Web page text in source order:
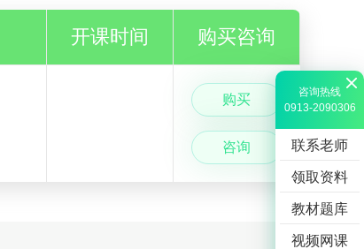
开课时间 购买咨询
购买
咨询
咨询热线
0913-2090306
联系老师
领取资料
教材题库
视频网课